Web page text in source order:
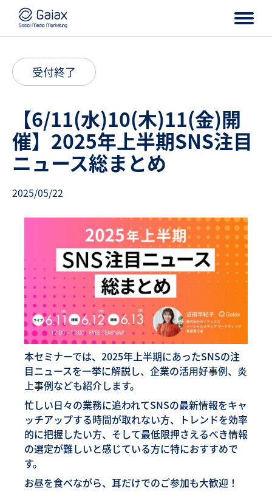
受付終了
【6/11(水)10(木)11(金)開
催】2025年上半期SNS注目
ニュース総まとめ
2025/05/22
本セミナーでは、2025年上半期にあったSNSの注
目ニュースを一挙に解説し、企業の活用好事例、炎
上事例なども紹介します。
忙しい日々の業務に追われてSNSの最新情報をキャ
ッチアップする時間が取れない方、トレンドを効率
的に把握したい方、そして最低限押さえるべき情報
の選定が難しいと感じている方に特におすすめで
す。
お昼を食べながら、耳だけでのご参加も大歓迎！